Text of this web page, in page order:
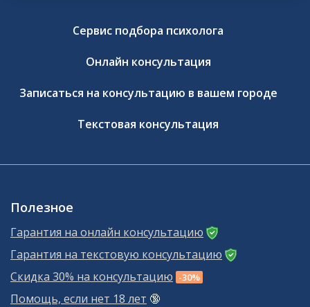
Сервис подбора психолога
Онлайн консультация
Записаться на консультацию в вашем городе
Текстовая консультация
Полезное
Гарантия на онлайн консультацию
Гарантия на текстовую консультацию
Скидка 30% на консультацию -30%
Помощь, если нет 18 лет 🔞